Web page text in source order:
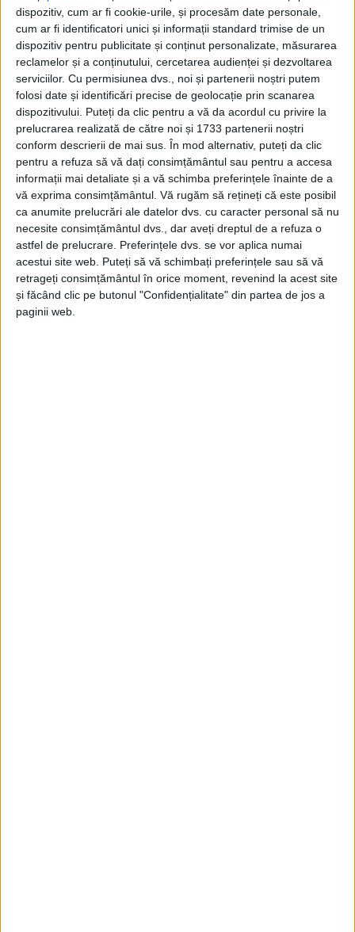
dispozitiv, cum ar fi cookie-urile, și procesăm date personale,
cum ar fi identificatori unici și informații standard trimise de un
dispozitiv pentru publicitate și conținut personalizate, măsurarea
reclamelor și a conținutului, cercetarea audienței și dezvoltarea
serviciilor. Cu permisiunea dvs., noi și partenerii noștri putem
folosi date și identificări precise de geolocație prin scanarea
dispozitivului. Puteți da clic pentru a vă da acordul cu privire la
prelucrarea realizată de către noi și 1733 partenerii noștri
conform descrierii de mai sus. În mod alternativ, puteți da clic
pentru a refuza să vă dați consimțământul sau pentru a accesa
informații mai detaliate și a vă schimba preferințele înainte de a
vă exprima consimțământul. Vă rugăm să rețineți că este posibil
ca anumite prelucrări ale datelor dvs. cu caracter personal să nu
necesite consimțământul dvs., dar aveți dreptul de a refuza o
astfel de prelucrare. Preferințele dvs. se vor aplica numai
acestui site web. Puteți să vă schimbați preferințele sau să vă
retrageți consimțământul în orice moment, revenind la acest site
și făcând clic pe butonul "Confidențialitate" din partea de jos a
paginii web.
a adus arestul la domiciliu și supravegherea electronică!
ŞTIRILE JUDEŢULUI CARAŞ-SEVERIN
Susținere municipală pentru nou-